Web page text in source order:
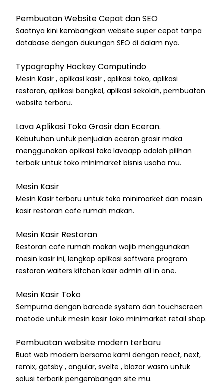
Pembuatan Website Cepat dan SEO
Saatnya kini kembangkan website super cepat tanpa
database dengan dukungan SEO di dalam nya.
Typography Hockey Computindo
Mesin Kasir , aplikasi kasir , aplikasi toko, aplikasi
restoran, aplikasi bengkel, aplikasi sekolah, pembuatan
website terbaru.
Lava Aplikasi Toko Grosir dan Eceran.
Kebutuhan untuk penjualan eceran grosir maka
menggunakan aplikasi toko lavaapp adalah pilihan
terbaik untuk toko minimarket bisnis usaha mu.
Mesin Kasir
Mesin Kasir terbaru untuk toko minimarket dan mesin
kasir restoran cafe rumah makan.
Mesin Kasir Restoran
Restoran cafe rumah makan wajib menggunakan
mesin kasir ini, lengkap aplikasi software program
restoran waiters kitchen kasir admin all in one.
Mesin Kasir Toko
Sempurna dengan barcode system dan touchscreen
metode untuk mesin kasir toko minimarket retail shop.
Pembuatan website modern terbaru
Buat web modern bersama kami dengan react, next,
remix, gatsby , angular, svelte , blazor wasm untuk
solusi terbarik pengembangan site mu.